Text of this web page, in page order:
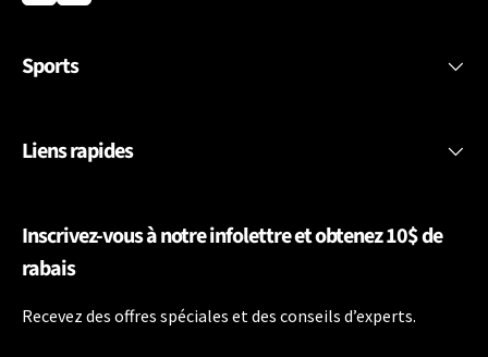
Sports
Liens rapides
Inscrivez-vous à notre infolettre et obtenez 10$ de
rabais
Recevez des offres spéciales et des conseils d’experts.